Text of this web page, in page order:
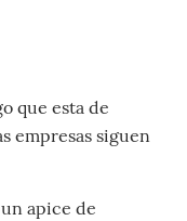
que esta de
empresas siguen
apice de